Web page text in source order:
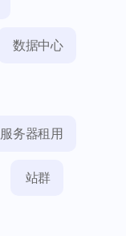
数据中心
服务器租用
站群